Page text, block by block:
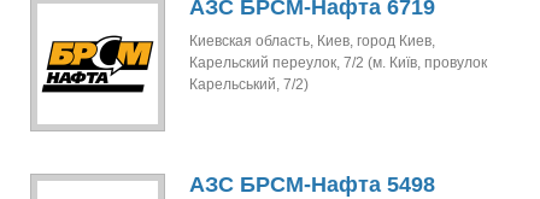
АЗС БРСМ-Нафта 6719
Киевская область, Киев, город Киев,
Карельский переулок, 7/2 (м. Київ, провулок
Карельський, 7/2)
АЗС БРСМ-Нафта 5498